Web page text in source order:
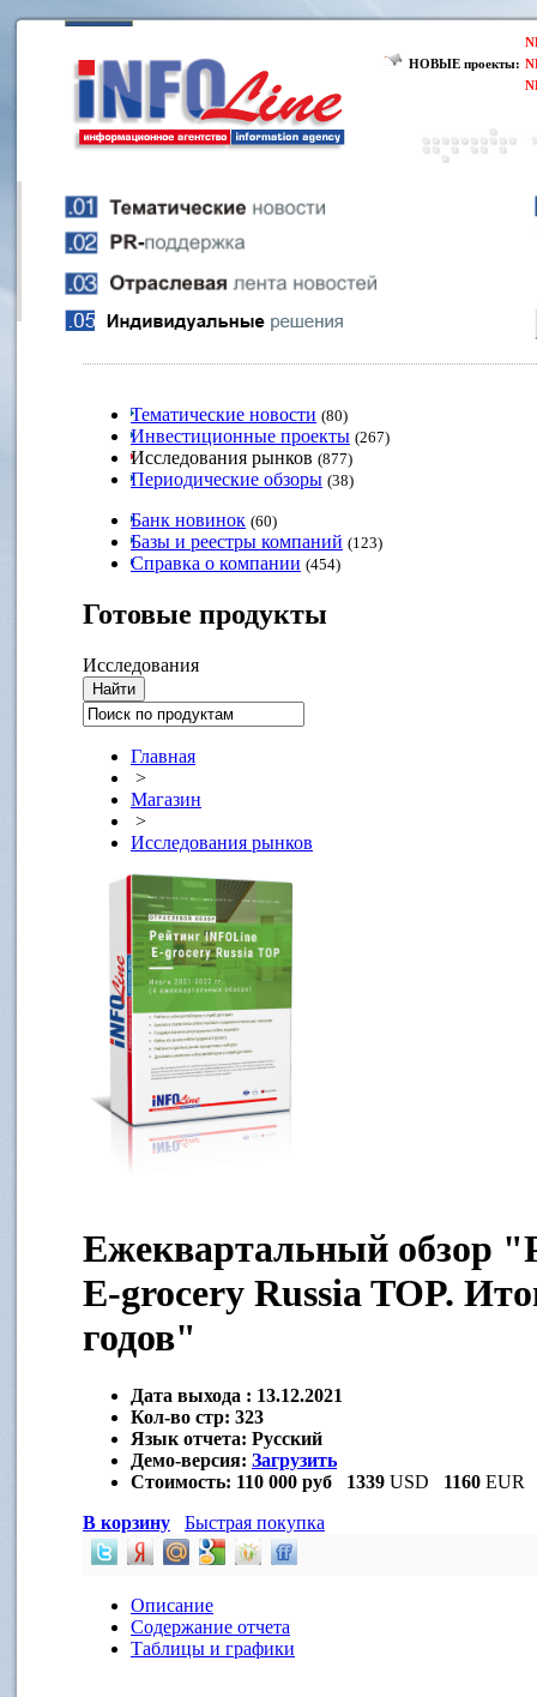
НОВЫЕ проекты:
Тематические новости (80)
Инвестиционные проекты (267)
Исследования рынков (877)
Периодические обзоры (38)
Банк новинок (60)
Базы и реестры компаний (123)
Справка о компании (454)
Готовые продукты
Исследования
Главная
>
Магазин
>
Исследования рынков
Ежеквартальный обзор
E-grocery Russia TOP.
годов"
Дата выхода : 13.12.2021
Кол-во стр: 323
Язык отчета: Русский
Демо-версия: Загрузить
Стоимость: 110 000 руб 1339 USD 1160 EUR
В корзину
Быстрая покупка
Описание
Содержание отчета
Таблицы и графики